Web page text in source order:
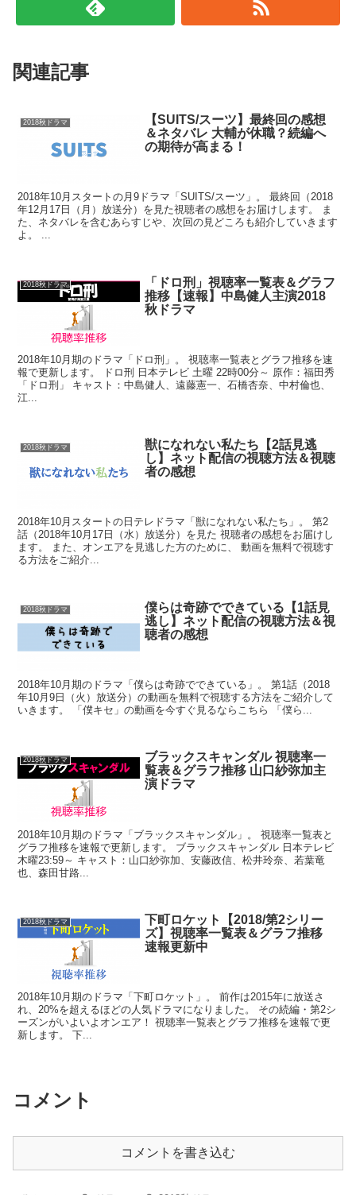
関連記事
2018秋ドラマ
【SUITS/スーツ】最終回の感想
＆ネタバレ 大輔が休職？続編へ
の期待が高まる！
2018年10月スタートの月9ドラマ「SUITS/スーツ」。 最終回（2018
年12月17日（月）放送分）を見た視聴者の感想をお届けします。 ま
た、ネタバレを含むあらすじや、次回の見どころも紹介していきます
よ。 ...
2018秋ドラマ
「ドロ刑」視聴率一覧表＆グラフ
推移【速報】中島健人主演2018
秋ドラマ
2018年10月期のドラマ「ドロ刑」。 視聴率一覧表とグラフ推移を速
報で更新します。 ドロ刑 日本テレビ 土曜 22時00分～ 原作：福田秀
「ドロ刑」 キャスト：中島健人、遠藤憲一、石橋杏奈、中村倫也、
江...
2018秋ドラマ
獣になれない私たち【2話見逃
し】ネット配信の視聴方法＆視聴
者の感想
2018年10月スタートの日テレドラマ「獣になれない私たち」。 第2
話（2018年10月17日（水）放送分）を見た 視聴者の感想をお届けし
ます。 また、オンエアを見逃した方のために、 動画を無料で視聴す
る方法をご紹介...
2018秋ドラマ
僕らは奇跡でできている【1話見
逃し】ネット配信の視聴方法＆視
聴者の感想
2018年10月期のドラマ「僕らは奇跡でできている」。 第1話（2018
年10月9日（火）放送分）の動画を無料で視聴する方法をご紹介して
いきます。 「僕キセ」の動画を今すぐ見るならこちら 「僕ら...
2018秋ドラマ
ブラックスキャンダル 視聴率一
覧表＆グラフ推移 山口紗弥加主
演ドラマ
2018年10月期のドラマ「ブラックスキャンダル」。 視聴率一覧表と
グラフ推移を速報で更新します。 ブラックスキャンダル 日本テレビ
木曜23:59～ キャスト：山口紗弥加、安藤政信、松井玲奈、若葉竜
也、森田甘路...
2018秋ドラマ
下町ロケット【2018/第2シリー
ズ】視聴率一覧表＆グラフ推移
速報更新中
2018年10月期のドラマ「下町ロケット」。 前作は2015年に放送さ
れ、20%を超えるほどの人気ドラマになりました。 その続編・第2シ
ーズンがいよいよオンエア！ 視聴率一覧表とグラフ推移を速報で更
新します。 下...
コメント
コメントを書き込む